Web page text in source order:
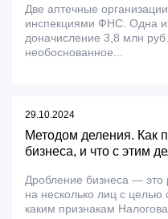
Две аптечные
инспекциями ФНС. Одна
доначисление 3,8 млн
необоснованное...
29.10.2024
Методом деления. Как
бизнеса, и что с этим
Дробление бизнеса — это
на несколько лиц с
каким признакам